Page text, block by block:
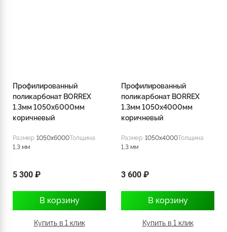
Профилированный
поликарбонат BORREX
1.3мм 1050х6000мм
коричневый
Размер 1050x6000Толщина
1,3 мм
5 300 ₽
В корзину
Купить в 1 клик
Профилированный
поликарбонат BORREX
1.3мм 1050х4000мм
коричневый
Размер 1050x4000Толщина
1,3 мм
3 600 ₽
В корзину
Купить в 1 клик